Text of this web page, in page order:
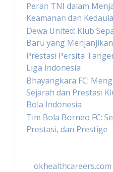
Peran TNI dalam
Keamanan dan
Dewa United: Klub
Baru yang Menjanjikan
Prestasi Persita
Liga Indonesia
Bhayangkara FC:
Sejarah dan Prestasi
Bola Indonesia
Tim Bola Borneo FC:
Prestasi, dan Prestige
okhealthcareers.com